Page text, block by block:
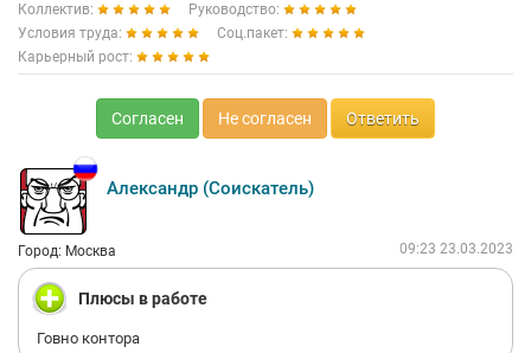
Коллектив:
Руководство:
Условия труда:
Соц.пакет:
Карьерный рост:
Согласен Не согласен Ответить
Александр (Соискатель)
Город: Москва 09:23 23.03.2023
Плюсы в работе
Говно контора